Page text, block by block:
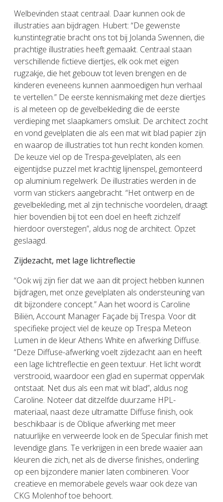
Welbevinden staat centraal. Daar kunnen ook de
illustraties aan bijdragen. Hubert: “De gewenste
kunstintegratie bracht ons tot bij Jolanda Swennen, die
prachtige illustraties heeft gemaakt. Centraal staan
verschillende fictieve diertjes, elk ook met eigen
rugzakje, die het gebouw tot leven brengen en de
kinderen eveneens kunnen aanmoedigen hun verhaal
te vertellen.” De eerste kennismaking met deze diertjes
is al meteen op de gevelbekleding die de eerste
verdieping met slaapkamers omsluit. De architect zocht
en vond gevelplaten die als een mat wit blad papier zijn
en waarop de illustraties tot hun recht konden komen.
De keuze viel op de Trespa-gevelplaten, als een
eigentijdse puzzel met krachtig lijnenspel, gemonteerd
op aluminium regelwerk. De illustraties werden in de
vorm van stickers aangebracht. “Het ontwerp en de
gevelbekleding, met al zijn technische voordelen, draagt
hier bovendien bij tot een doel en heeft zichzelf
hierdoor overstegen”, aldus nog de architect. Opzet
geslaagd.
Zijdezacht, met lage lichtreflectie
“Ook wij zijn fier dat we aan dit project hebben kunnen
bijdragen, met onze gevelplaten als ondersteuning van
dit bijzondere concept.” Aan het woord is Caroline
Biliën, Account Manager Façade bij Trespa. Voor dit
specifieke project viel de keuze op Trespa Meteon
Lumen in de kleur Athens White en afwerking Diffuse.
“Deze Diffuse-afwerking voelt zijdezacht aan en heeft
een lage lichtreflectie en geen textuur. Het licht wordt
verstrooid, waardoor een glad en supermat oppervlak
ontstaat. Net dus als een mat wit blad”, aldus nog
Caroline. Noteer dat ditzelfde duurzame HPL-
materiaal, naast deze ultramatte Diffuse finish, ook
beschikbaar is de Oblique afwerking met meer
natuurlijke en verweerde look en de Specular finish met
levendige glans. Te verkrijgen in een brede waaier aan
kleuren die zich, net als de diverse finishes, onderling
op een bijzondere manier laten combineren. Voor
creatieve en memorabele gevels waar ook deze van
CKG Molenhof toe behoort.